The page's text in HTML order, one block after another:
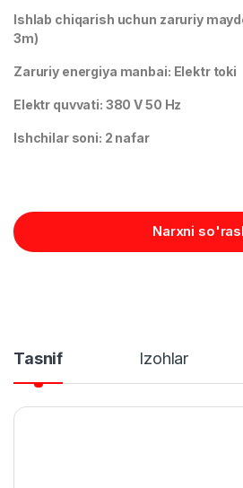
Ishlab chiqarish uchun zaruriy
3m)
Zaruriy energiya manbai: Elektr toki
Elektr quvvati: 380 V 50 Hz
Ishchilar soni: 2 nafar
Narxni
Tasnif Izohlar